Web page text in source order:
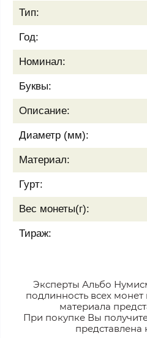
Тип:
Год:
Номинал:
Буквы:
Описание:
Диаметр (мм):
Материал:
Гурт:
Вес монеты(г):
Тираж:
Эксперты Альбо
подлинность всех
материала
При покупке Вы